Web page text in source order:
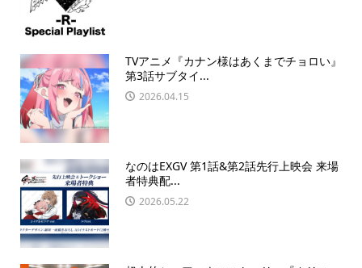
TVアニメ『カナン様はあくまでチョロい』
第3話サブタイ...
2026.04.15
なのはEXGV 第1話&第2話先行上映会 来場
者特典配...
2026.05.22